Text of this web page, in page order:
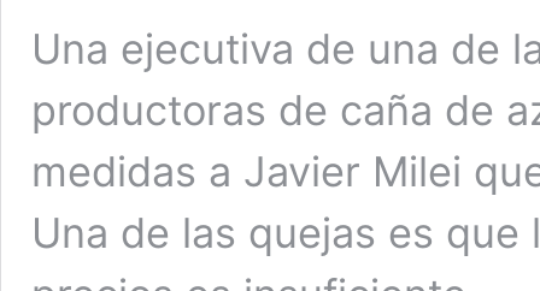
Una ejecutiva de una de
productoras de caña de
medidas a Javier Milei
Una de las quejas es